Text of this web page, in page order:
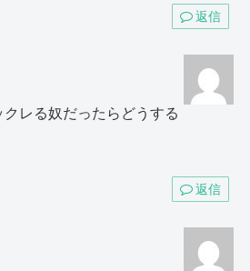
返信
レる奴だったらどうする
返信